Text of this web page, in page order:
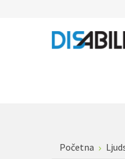
Početna